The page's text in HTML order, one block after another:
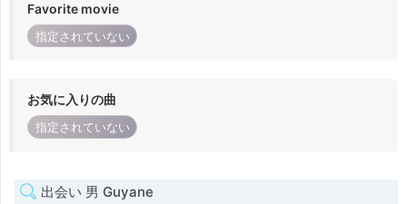
Favorite movie
指定されていない
お気に入りの曲
指定されていない
出会い 男 Guyane